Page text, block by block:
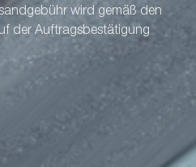
wird gemäß den
der Auftragsbestätigung